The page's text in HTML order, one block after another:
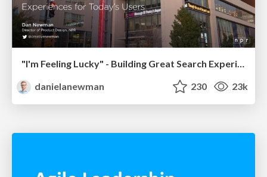
"I'm Feeling Lucky" - Building Great Search Experiences for Today's Users (#IAC19)
danielanewman
230 23k